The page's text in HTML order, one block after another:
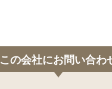
この会社にお問い合わ